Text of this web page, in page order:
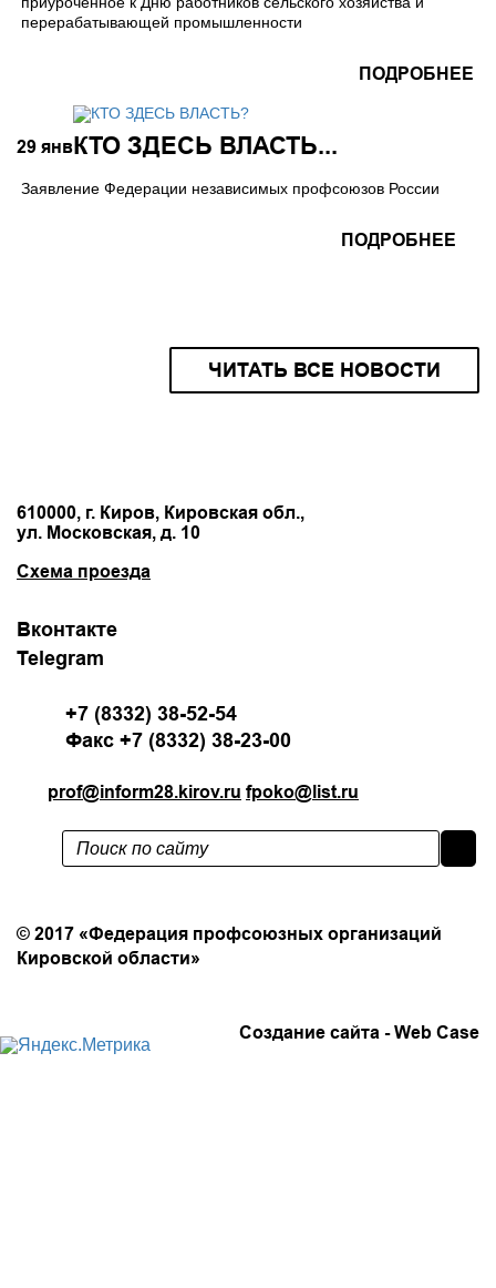
перерабатывающей промышленности
ПОДРОБНЕЕ
29 янвКТО ЗДЕСЬ ВЛАСТЬ...
Заявление Федерации независимых профсоюзов России
ПОДРОБНЕЕ
ЧИТАТЬ ВСЕ НОВОСТИ
610000, г. Киров, Кировская обл.,
ул. Московская, д. 10
Схема проезда
Вконтакте
Telegram
+7 (8332) 38-52-54
Факс +7 (8332) 38-23-00
prof@inform28.kirov.ru fpoko@list.ru
© 2017 «Федерация профсоюзных организаций
Кировской области»
Создание сайта -Web Case